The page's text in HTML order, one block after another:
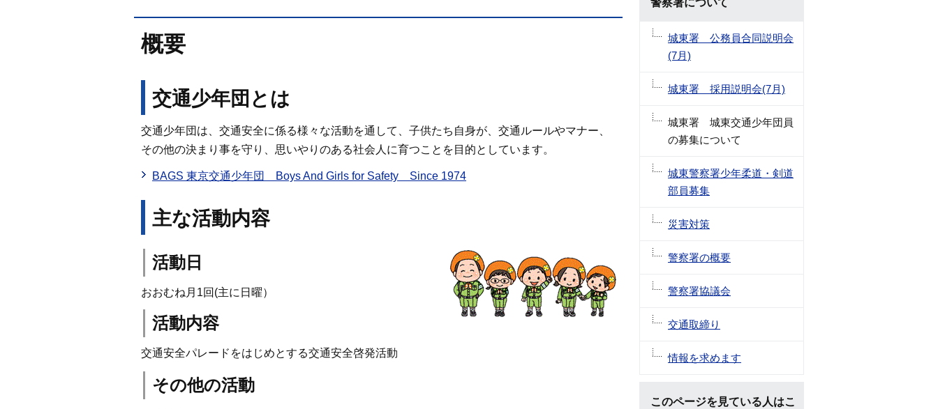
概要
交通少年団とは
交通少年団は、交通安全に係る様々な活動を通して、子供たち自身が、交通ルールやマナー、
その他の決まり事を守り、思いやりのある社会人に育つことを目的としています。
BAGS 東京交通少年団 Boys And Girls for Safety Since 1974
主な活動内容
活動日
おおむね月1回(主に日曜）
活動内容
交通安全パレードをはじめとする交通安全啓発活動
その他の活動
警察署について
城東署 公務員合同説明会
(7月)
城東署 採用説明会(7月)
城東署 城東交通少年団員
の募集について
城東警察署少年柔道・剣道
部員募集
災害対策
警察署の概要
警察署協議会
交通取締り
情報を求めます
このページを見ている人はこ